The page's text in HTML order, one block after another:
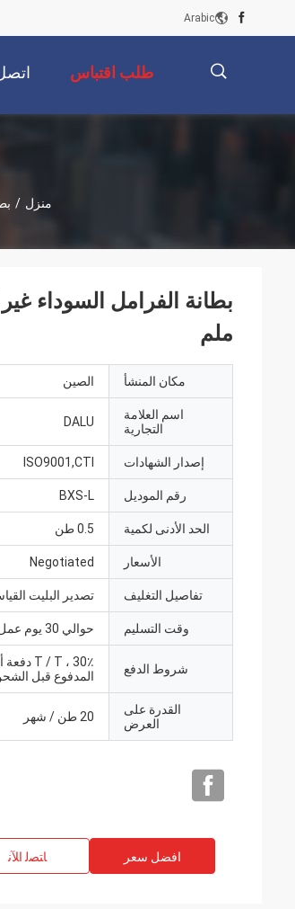
Arabic
طلب اقتباس
منزل /
ملم
مكان المنشأ الصين
اسم العلامة
التجارية
DALU
إصدار الشهادات ISO9001,CTI
رقم الموديل BXS-L
الحد الأدنى لكمية 0.5 طن
الأسعار Negotiated
تفاصيل التغليف تصدير البليت
وقت التسليم حوالي 30 يوم عمل بعد الدفعة الأولى
شروط الدفع
المدفوع قبل
القدرة على
العرض
20 طن / شهر
افضل سعر ﺎﺘﺼﻟ ﺍﻶﻧ